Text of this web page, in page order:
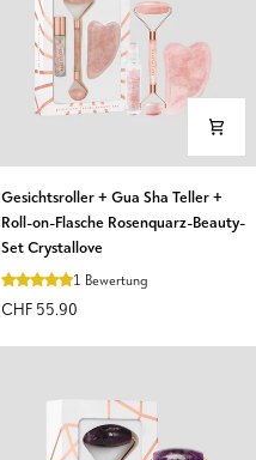
Gesichtsroller
Teller
+
Gesichtsroller + Gua Sha Teller +
Roll-on-Flasche Rosenquarz-Beauty-
Set Crystallove
1 Bewertung
CHF 55.90